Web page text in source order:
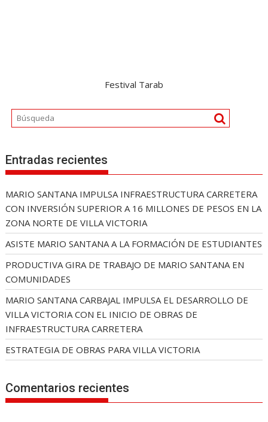
Festival Tarab
Entradas recientes
MARIO SANTANA IMPULSA INFRAESTRUCTURA CARRETERA
CON INVERSIÓN SUPERIOR A 16 MILLONES DE PESOS EN LA
ZONA NORTE DE VILLA VICTORIA
ASISTE MARIO SANTANA A LA FORMACIÓN DE ESTUDIANTES
PRODUCTIVA GIRA DE TRABAJO DE MARIO SANTANA EN
COMUNIDADES
MARIO SANTANA CARBAJAL IMPULSA EL DESARROLLO DE
VILLA VICTORIA CON EL INICIO DE OBRAS DE
INFRAESTRUCTURA CARRETERA
ESTRATEGIA DE OBRAS PARA VILLA VICTORIA
Comentarios recientes